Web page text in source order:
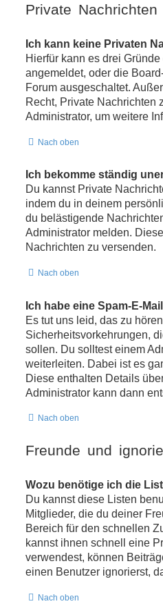
Private Nachrichten
Ich kann keine Privaten
Hierfür kann es drei
angemeldet, oder die
Forum ausgeschaltet.
Recht, Private Nachrichten
Administrator, um weitere
Nach oben
Ich bekomme ständig
Du kannst Private
indem du in deinem
du belästigende
Administrator melden.
Nachrichten zu versenden.
Nach oben
Ich habe eine Spam-E-
Es tut uns leid, das zu
Sicherheitsvorkehrungen,
sollen. Du solltest einem
weiterleiten. Dabei ist es
Diese enthalten Details
Administrator kann dann
Nach oben
Freunde und
Wozu benötige ich die
Du kannst diese Listen
Mitglieder, die du deiner
Bereich für den schnellen
kannst ihnen schnell eine
verwendest, können
einen Benutzer ignorierst,
Nach oben